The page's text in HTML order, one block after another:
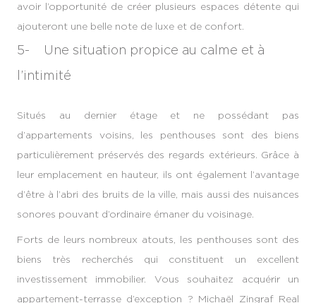
avoir l’opportunité de créer plusieurs espaces détente qui
ajouteront une belle note de luxe et de confort.
5- Une situation propice au calme et à
l’intimité
Situés au dernier étage et ne possédant pas
d’appartements voisins, les penthouses sont des biens
particulièrement préservés des regards extérieurs. Grâce à
leur emplacement en hauteur, ils ont également l’avantage
d’être à l’abri des bruits de la ville, mais aussi des nuisances
sonores pouvant d’ordinaire émaner du voisinage.
Forts de leurs nombreux atouts, les penthouses sont des
biens très recherchés qui constituent un excellent
investissement immobilier. Vous souhaitez acquérir un
appartement-terrasse d’exception ? Michaël Zingraf Real